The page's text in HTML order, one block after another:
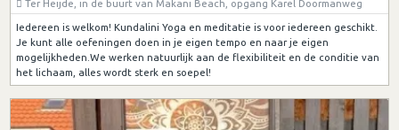
Ter Heijde, in de buurt van Makani Beach, opgang Karel Doormanweg
Iedereen is welkom! Kundalini Yoga en meditatie is voor iedereen geschikt.
Je kunt alle oefeningen doen in je eigen tempo en naar je eigen
mogelijkheden.We werken natuurlijk aan de flexibiliteit en de conditie van
het lichaam, alles wordt sterk en soepel!